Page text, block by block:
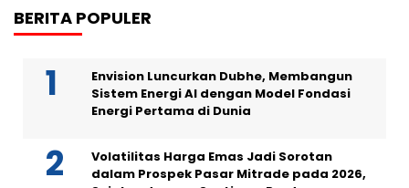
BERITA POPULER
Envision Luncurkan Dubhe, Membangun
Sistem Energi AI dengan Model Fondasi
Energi Pertama di Dunia
Volatilitas Harga Emas Jadi Sorotan
dalam Prospek Pasar Mitrade pada 2026,